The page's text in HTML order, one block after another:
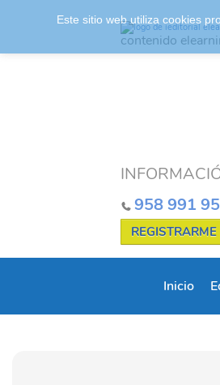
contenido
958 991
REGISTRARME
Inicio
Este sitio web utiliza cookies